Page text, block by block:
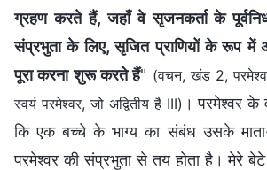
ग्रहण करते हैं, जहाँ वे सृजनकर्ता के
संप्रभुता के लिए, सृजित प्राणियों के रूप में
पूरा करना शुरू करते हैं" (वचन, खंड 2,
स्वयं परमेश्वर, जो अद्वितीय है III) । परमेश्वर
कि एक बच्चे के भाग्य का संबंध उसके
परमेश्वर की संप्रभुता से तय होता है। मेरे